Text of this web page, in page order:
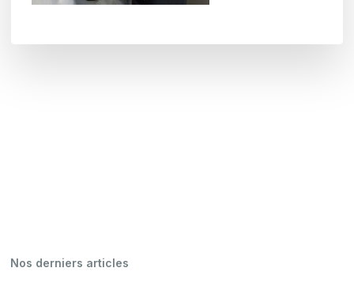
Nos derniers articles